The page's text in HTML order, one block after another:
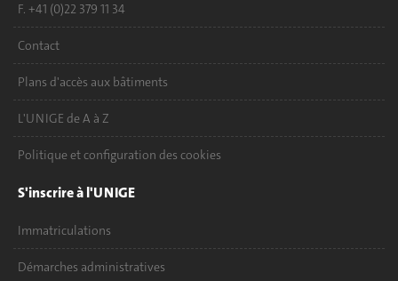
F. +41 (0)22 379 11 34
Contact
Plans d'accès aux bâtiments
L'UNIGE de A à Z
Politique et configuration des cookies
S'inscrire à l'UNIGE
Immatriculations
Démarches administratives